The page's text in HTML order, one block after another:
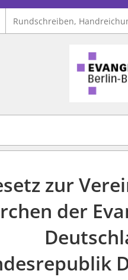
Rundschreiben,
Bsp. Pfarrer*, findet auch:
Sie in unserer Hilfe.
Logo Ev.
zur
der